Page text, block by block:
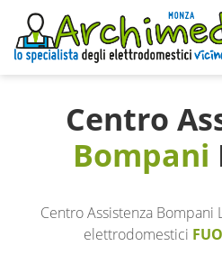
Centro
Bompani
Centro Assistenza
elettrodomestici